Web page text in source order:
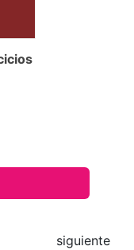
siguiente